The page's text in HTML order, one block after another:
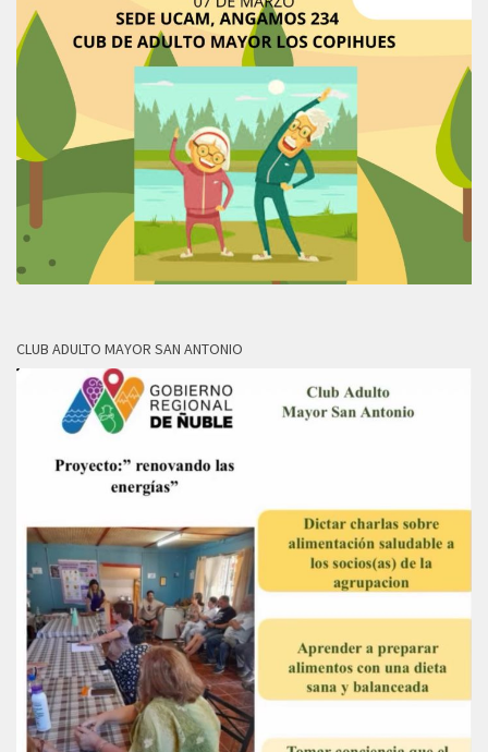
CLUB ADULTO MAYOR SAN ANTONIO